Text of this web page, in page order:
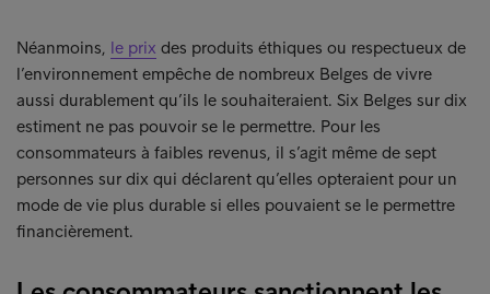
Néanmoins, le prix des produits éthiques ou respectueux de
l’environnement empêche de nombreux Belges de vivre
aussi durablement qu’ils le souhaiteraient. Six Belges sur dix
estiment ne pas pouvoir se le permettre. Pour les
consommateurs à faibles revenus, il s’agit même de sept
personnes sur dix qui déclarent qu’elles opteraient pour un
mode de vie plus durable si elles pouvaient se le permettre
financièrement.